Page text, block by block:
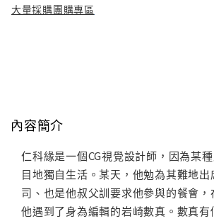
大量採購團購專區
內容簡介
仁科緣是一個CG視覺設計師，因為某
目地獨自生活。某天，他勉為其難地出
司、也是他叔父訓要求他參與的餐會，
他遇到了身為編輯的岩崎數真。數真有